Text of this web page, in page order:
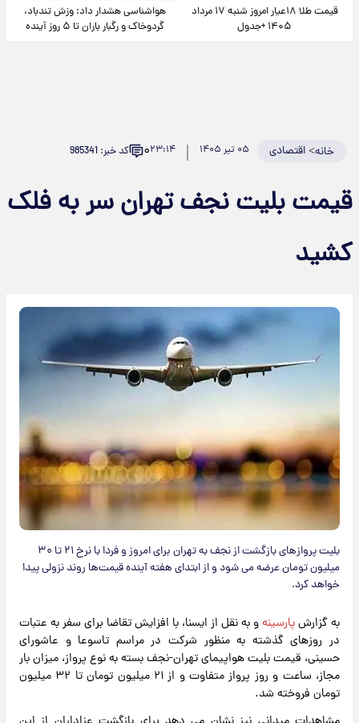
قیمت طلا ۱۸عیار امروز شنبه ۱۷ مرداد
۱۴۰۵ +جدول
هواشناسی هشدار داد: وزش تندباد،
گردوخاک و رگبار باران تا ۵ روز آینده
خانه>اقتصادی ۰۵ تیر ۱۴۰۵ ۲۳:۱۴۰ کد خبر: 985341
قیمت بلیت نجف تهران سر به فلک
کشید
بلیت پروازهای بازگشت از نجف به تهران برای امروز و فردا با نرخ ۲۱ تا ۳۰
میلیون تومان عرضه می شود و از ابتدای هفته آینده قیمت‌ها روند نزولی پیدا
خواهد کرد.
به گزارشپارسینهو به نقل از ایسنا، با افزایش تقاضا برای سفر به عتبات
در روزهای گذشته به منظور شرکت در مراسم تاسوعا و عاشورای
حسینی، قیمت بلیت هواپیمای تهران-نجف بسته به نوع پرواز، میزان بار
مجاز، ساعت و روز پرواز متفاوت و از ۲۱ میلیون تومان تا ۳۲ میلیون
تومان فروخته شد.